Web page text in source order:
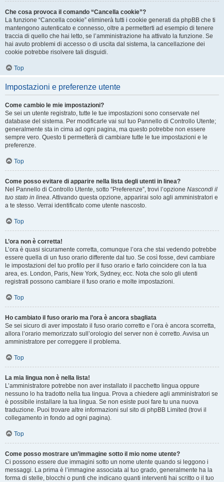
Che cosa provoca il comando “Cancella cookie”?
La funzione “Cancella cookie” eliminerà tutti i cookie generati da phpBB che ti
mantengono autenticato e connesso, oltre a permetterti ad esempio di tenere
traccia di quello che hai letto, se l’amministrazione ha attivato la funzione. Se
hai avuto problemi di accesso o di uscita dal sistema, la cancellazione dei
cookie potrebbe risolvere tali disguidi.
Top
Impostazioni e preferenze utente
Come cambio le mie impostazioni?
Se sei un utente registrato, tutte le tue impostazioni sono conservate nel
database del sistema. Per modificarle vai sul tuo Pannello di Controllo Utente;
generalmente sta in cima ad ogni pagina, ma questo potrebbe non essere
sempre vero. Questo ti permetterà di cambiare tutte le tue impostazioni e le
preferenze.
Top
Come posso evitare di apparire nella lista degli utenti in linea?
Nel Pannello di Controllo Utente, sotto “Preferenze”, trovi l’opzione Nascondi il
tuo stato in linea. Attivando questa opzione, apparirai solo agli amministratori e
a te stesso. Verrai identificato come utente nascosto.
Top
L’ora non è corretta!
L’ora è quasi sicuramente corretta, comunque l’ora che stai vedendo potrebbe
essere quella di un fuso orario differente dal tuo. Se così fosse, devi cambiare
le impostazioni del tuo profilo per il fuso orario e farlo coincidere con la tua
area, es. London, Paris, New York, Sydney, ecc. Nota che solo gli utenti
registrati possono cambiare il fuso orario e molte impostazioni.
Top
Ho cambiato il fuso orario ma l’ora è ancora sbagliata
Se sei sicuro di aver impostato il fuso orario corretto e l’ora è ancora scorretta,
allora l’orario memorizzato sull’orologio del server non è corretto. Avvisa un
amministratore per correggere il problema.
Top
La mia lingua non è nella lista!
L’amministratore potrebbe non aver installato il pacchetto lingua oppure
nessuno lo ha tradotto nella tua lingua. Prova a chiedere agli amministratori se
è possibile installare la tua lingua. Se non esiste puoi fare tu una nuova
traduzione. Puoi trovare altre informazioni sul sito di phpBB Limited (trovi il
collegamento in fondo ad ogni pagina).
Top
Come posso mostrare un’immagine sotto il mio nome utente?
Ci possono essere due immagini sotto un nome utente quando si leggono i
messaggi. La prima è l’immagine associata al tuo grado, generalmente ha la
forma di stelle, blocchi o punti che indicano quanti interventi hai scritto o il tuo